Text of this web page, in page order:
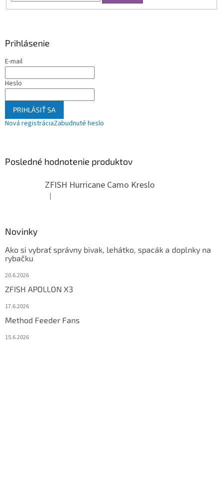
Prihlásenie
E-mail
Heslo
PRIHLÁSIŤ SA
Nová registráciaZabudnuté heslo
Posledné hodnotenie produktov
ZFISH Hurricane Camo Kreslo
Hodnotenie produktu je 5 z 5 hviezdičiek.
|
Novinky
Ako si vybrať správny bivak, lehátko, spacák a doplnky na
rybačku
20.6.2026
ZFISH APOLLON X3
17.6.2026
Method Feeder Fans
15.6.2026